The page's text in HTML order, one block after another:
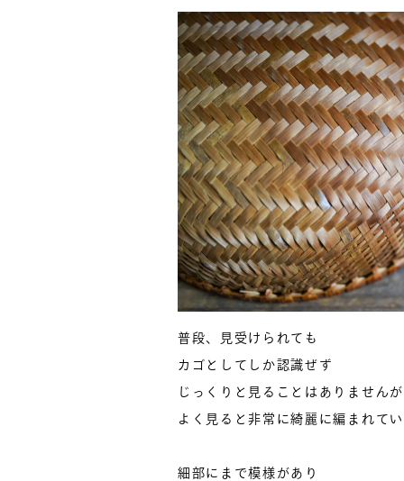
普段、見受けられても
カゴとしてしか認識ぜず
じっくりと見ることはありませんが
よく見ると非常に綺麗に編まれて
細部にまで模様があり